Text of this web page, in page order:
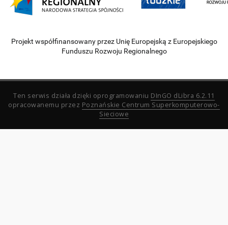
Projekt współfinansowany przez Unię Europejską z Europejskiego
Funduszu Rozwoju Regionalnego
Ten serwis działa dzięki oprogramowaniu DInGO dLibra 6.2.11
opracowanemu przez Poznańskie Centrum Superkomputerowo-
Sieciowe